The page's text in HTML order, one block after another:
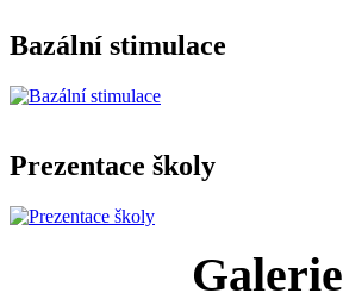
Bazální stimulace
Prezentace školy
Galerie